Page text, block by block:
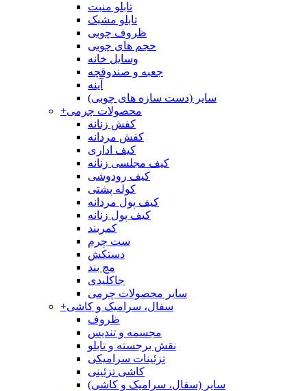
تابلو منبت
تابلو مشبک
ظروف چوبی
حجم های چوبی
وسایل خانه
جعبه و صندوقچه
آینه
سایر (دست سازه های چوبی)
+محصولات چرمی
کفش زنانه
کفش مردانه
کیف اداری
کیف مجلسی زنانه
کیف رودوشی
کوله پشتی
کیف پول مردانه
کیف پول زنانه
کمربند
ست چرم
دستکش
مچ بند
جاکلیدی
سایر محصولات چرمی
+سفال، سرامیک و کاشی
ظروف
مجسمه و تندیس
نقش برجسته و تابلو
تزئینات سرامیکی
کاشی تزئینی
سایر (سفال، سرامیک و کاشی)